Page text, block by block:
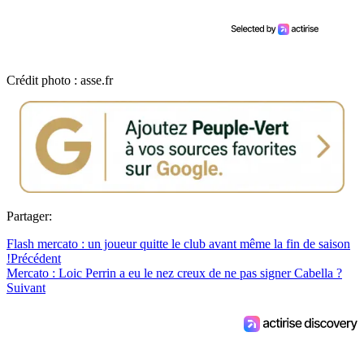
Crédit photo : asse.fr
Partager:
Flash mercato : un joueur quitte le club avant même la fin de saison
!Précédent
Mercato : Loic Perrin a eu le nez creux de ne pas signer Cabella ?
Suivant